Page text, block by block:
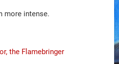
more intense.
the Flamebringer